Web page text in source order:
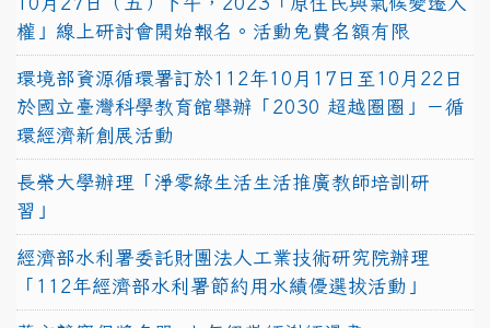
權」線上研討會開始報名。活動免費名額有限
環境部資源循環署訂於112年10月17日至10月22日
於國立臺灣科學教育館舉辦「2030 超越圈圈」－循
環經濟新創展活動
長榮大學辦理「淨零綠生活生活推廣教師培訓研
習」
經濟部水利署委託財團法人工業技術研究院辦理
「112年經濟部水利署節約用水績優選拔活動」